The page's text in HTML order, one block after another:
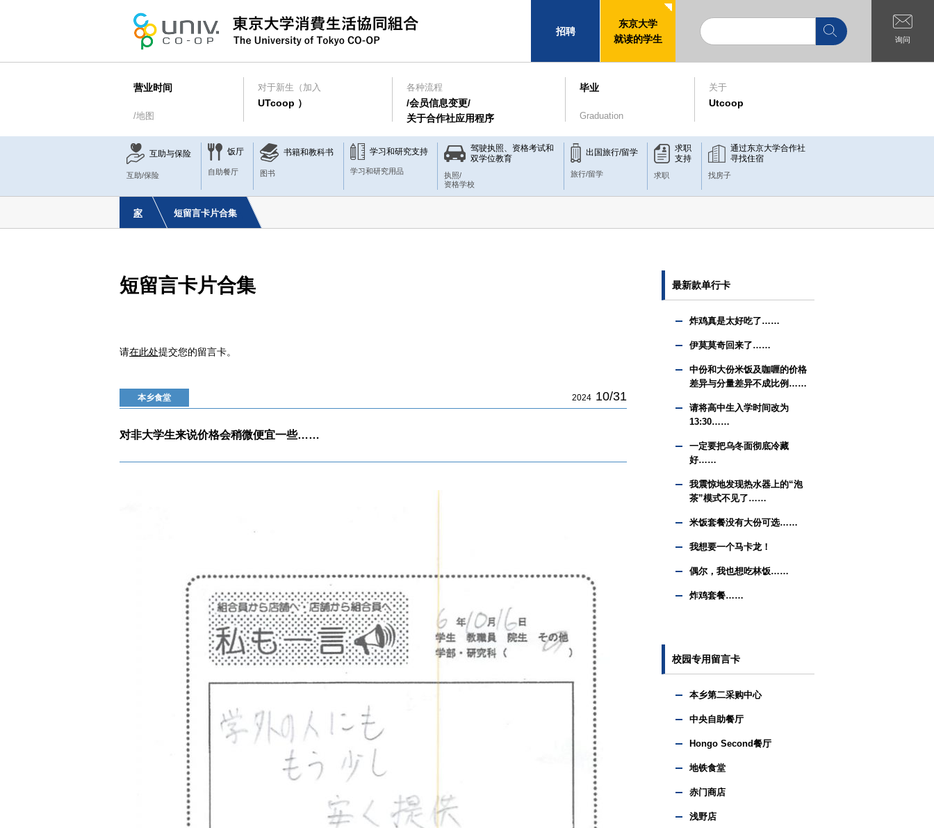
招聘
东京大学
就读的学生
询问
营业时间
/地图
对于新生（加入
UTcoop ）
各种流程
/会员信息变更/
关于合作社应用程序
毕业
Graduation
关于
Utcoop
互助与保险
互助/保险
饭厅
自助餐厅
书籍和教科书
图书
学习和研究支持
学习和研究用品
驾驶执照、资格考试和
双学位教育
执照/
资格学校
出国旅行/留学
旅行/留学
求职
支持
求职
通过东京大学合作社
寻找住宿
找房子
家 短留言卡片合集
短留言卡片合集
请在此处提交您的留言卡。
本乡食堂 2024 10/31
对非大学生来说价格会稍微便宜一些……
最新款单行卡
炸鸡真是太好吃了……
伊莫莫奇回来了……
中份和大份米饭及咖喱的价格
差异与分量差异不成比例……
请将高中生入学时间改为
13:30……
一定要把乌冬面彻底冷藏
好……
我震惊地发现热水器上的“泡
茶”模式不见了……
米饭套餐没有大份可选……
我想要一个马卡龙！
偶尔，我也想吃林饭……
炸鸡套餐……
校园专用留言卡
本乡第二采购中心
中央自助餐厅
Hongo Second餐厅
地铁食堂
赤门商店
浅野店